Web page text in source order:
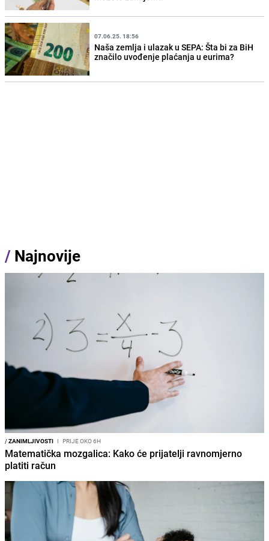
07.06.25. 18:56
Naša zemlja i ulazak u SEPA: Šta bi za BiH
značilo uvođenje plaćanja u eurima?
/ Najnovije
/ZANIMLJIVOSTI I PRIJE OKO 6H
Matematička mozgalica: Kako će prijatelji ravnomjerno
platiti račun